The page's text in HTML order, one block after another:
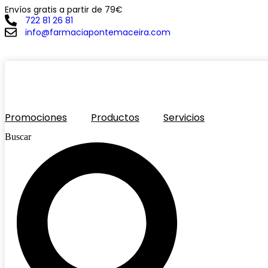
Ir
al
contenido
Envíos gratis a partir de 79€
722 81 26 81
info@farmaciapontemaceira.com
Promociones Productos Servicios
Buscar